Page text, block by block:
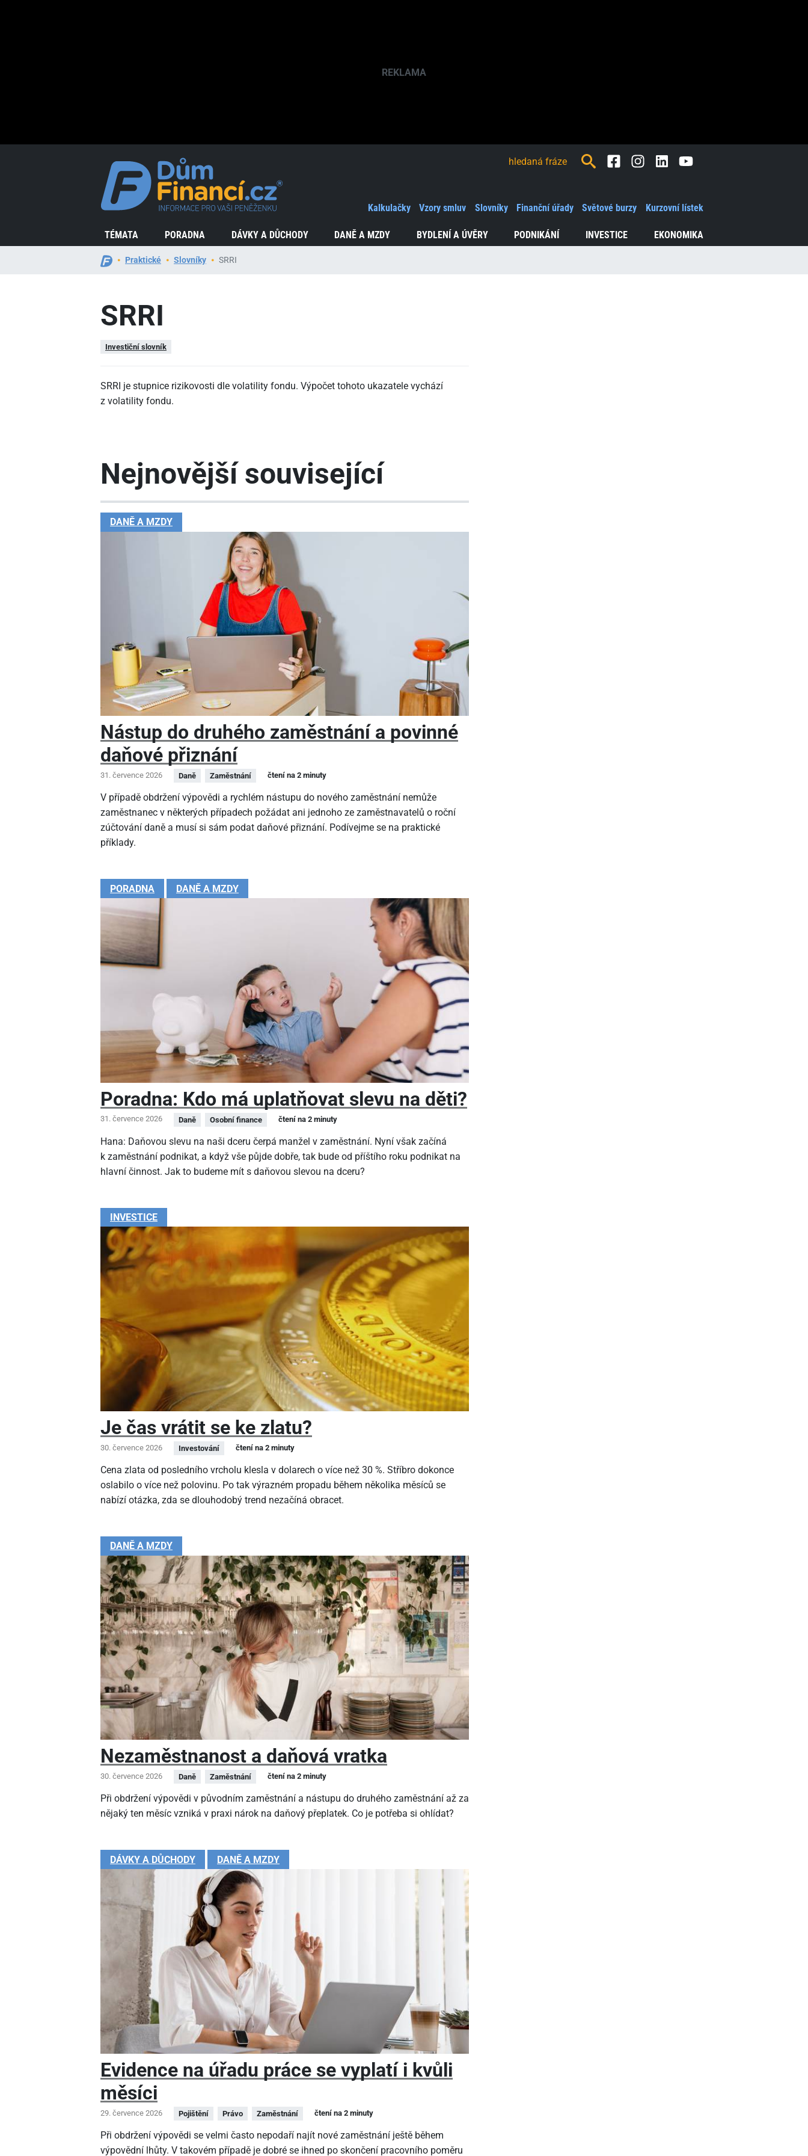
TÉMATA PORADNA DÁVKY A DŮCHODY DANĚ A MZDY BYDLENÍ A ÚVĚRY PODNIKÁNÍ INVESTICE EKONOMIKA
Kalkulačky Vzory smluv Slovníky Finanční úřady Světové burzy Kurzovní lístek
FacebookInstagramLinkedInYoutube
Praktické Slovníky SRRI
SRRI
Investiční slovník
SRRI je stupnice rizikovosti dle volatility fondu. Výpočet tohoto ukazatele vychází
z volatility fondu.
Nejnovější související
DANĚ A MZDY
Nástup do druhého zaměstnání a povinné
daňové přiznání
31. července 2026 Daně Zaměstnání čtení na 2 minuty
V případě obdržení výpovědi a rychlém nástupu do nového zaměstnání nemůže
zaměstnanec v některých případech požádat ani jednoho ze zaměstnavatelů o roční
zúčtování daně a musí si sám podat daňové přiznání. Podívejme se na praktické
příklady.
PORADNA DANĚ A MZDY
Poradna: Kdo má uplatňovat slevu na děti?
31. července 2026 Daně Osobní finance čtení na 2 minuty
Hana: Daňovou slevu na naši dceru čerpá manžel v zaměstnání. Nyní však začíná
k zaměstnání podnikat, a když vše půjde dobře, tak bude od příštího roku podnikat na
hlavní činnost. Jak to budeme mít s daňovou slevou na dceru?
INVESTICE
Je čas vrátit se ke zlatu?
30. července 2026 Investování čtení na 2 minuty
Cena zlata od posledního vrcholu klesla v dolarech o více než 30 %. Stříbro dokonce
oslabilo o více než polovinu. Po tak výrazném propadu během několika měsíců se
nabízí otázka, zda se dlouhodobý trend nezačíná obracet.
DANĚ A MZDY
Nezaměstnanost a daňová vratka
30. července 2026 Daně Zaměstnání čtení na 2 minuty
Při obdržení výpovědi v původním zaměstnání a nástupu do druhého zaměstnání až za
nějaký ten měsíc vzniká v praxi nárok na daňový přeplatek. Co je potřeba si ohlídat?
DÁVKY A DŮCHODY DANĚ A MZDY
Evidence na úřadu práce se vyplatí i kvůli
měsíci
29. července 2026 Pojištění Právo Zaměstnání čtení na 2 minuty
Při obdržení výpovědi se velmi často nepodaří najít nové zaměstnání ještě během
výpovědní lhůty. V takovém případě je dobré se ihned po skončení pracovního poměru